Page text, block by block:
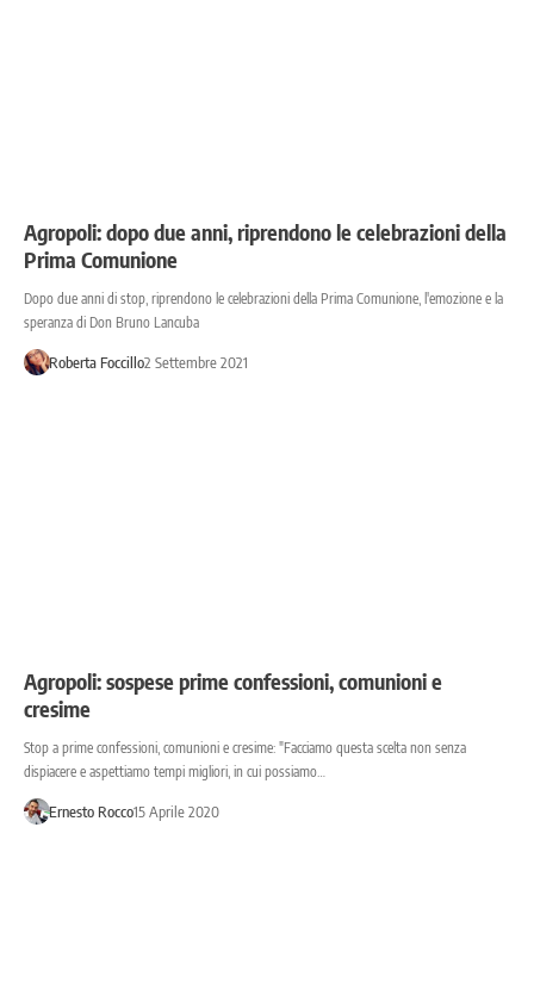
Agropoli: dopo due anni, riprendono le celebrazioni della
Prima Comunione
Dopo due anni di stop, riprendono le celebrazioni della Prima Comunione, l'emozione e la
speranza di Don Bruno Lancuba
Roberta Foccillo2 Settembre 2021
Agropoli: sospese prime confessioni, comunioni e
cresime
Stop a prime confessioni, comunioni e cresime: "Facciamo questa scelta non senza
dispiacere e aspettiamo tempi migliori, in cui possiamo…
Ernesto Rocco15 Aprile 2020